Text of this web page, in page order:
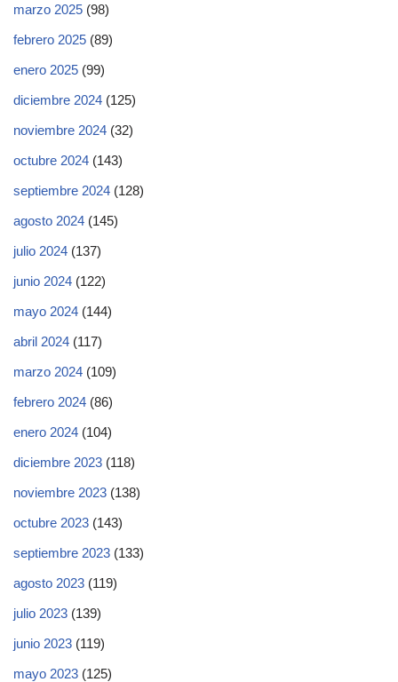
marzo 2025 (98)
febrero 2025 (89)
enero 2025 (99)
diciembre 2024 (125)
noviembre 2024 (32)
octubre 2024 (143)
septiembre 2024 (128)
agosto 2024 (145)
julio 2024 (137)
junio 2024 (122)
mayo 2024 (144)
abril 2024 (117)
marzo 2024 (109)
febrero 2024 (86)
enero 2024 (104)
diciembre 2023 (118)
noviembre 2023 (138)
octubre 2023 (143)
septiembre 2023 (133)
agosto 2023 (119)
julio 2023 (139)
junio 2023 (119)
mayo 2023 (125)